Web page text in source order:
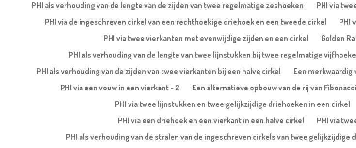
PHI als verhouding van de lengte van de zijden van twee regelmatige zeshoeken
PHI via
PHI via de ingeschreven cirkel van een rechthoekige driehoek en een tweede cirkel
PHI
PHI via twee vierkanten met evenwijdige zijden en een cirkel
Golden
PHI als verhouding van de lengte van twee lijnstukken bij twee regelmatige
PHI als verhouding van de zijden van twee vierkanten bij een halve cirkel
Een
PHI via een vouw in een vierkant - 2
Een alternatieve opbouw van de rij van Fibonacci
PHI via twee lijnstukken en twee gelijkzijdige driehoeken in een cirkel
PHI via een driehoek en een vierkant in een halve cirkel
PHI via
PHI als verhouding van de stralen van de ingeschreven cirkels van twee gelijkzijdige